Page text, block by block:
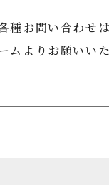
種お問い合わせは
ムよりお願いいた